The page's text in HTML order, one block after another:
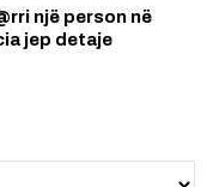
një person në
jep detaje